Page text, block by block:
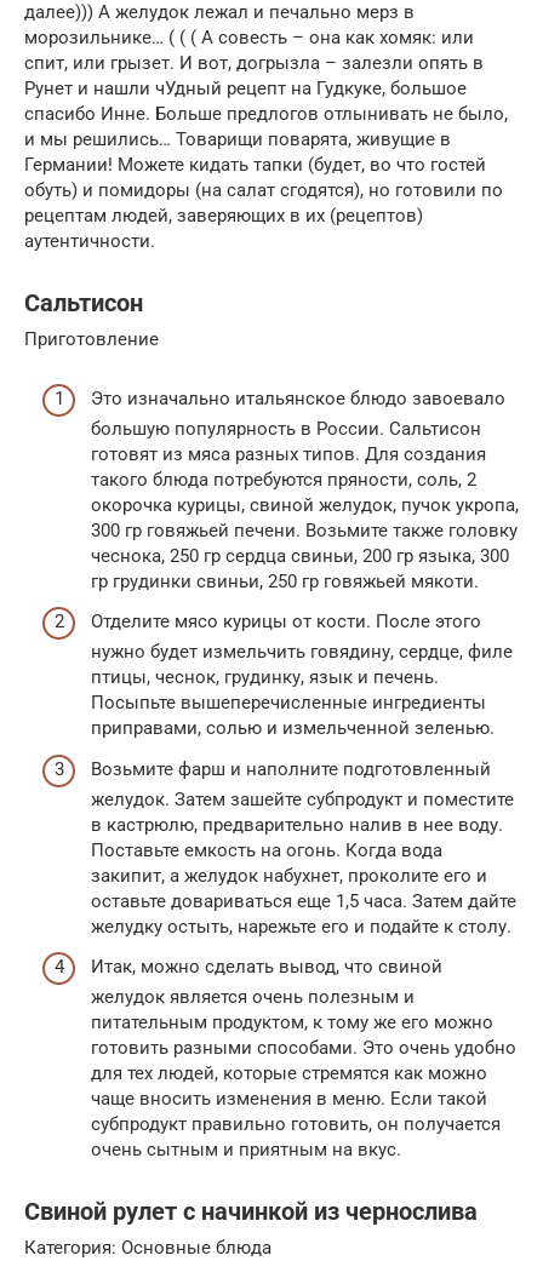
далее))) А желудок лежал и печально мерз в
морозильнике… ( ( ( А совесть – она как хомяк: или
спит, или грызет. И вот, догрызла – залезли опять в
Рунет и нашли чУдный рецепт на Гудкуке, большое
спасибо Инне. Больше предлогов отлынивать не было,
и мы решились… Товарищи поварята, живущие в
Германии! Можете кидать тапки (будет, во что гостей
обуть) и помидоры (на салат сгодятся), но готовили по
рецептам людей, заверяющих в их (рецептов)
аутентичности.
Сальтисон
Приготовление
Это изначально итальянское блюдо завоевало
большую популярность в России. Сальтисон
готовят из мяса разных типов. Для создания
такого блюда потребуются пряности, соль, 2
окорочка курицы, свиной желудок, пучок укропа,
300 гр говяжьей печени. Возьмите также головку
чеснока, 250 гр сердца свиньи, 200 гр языка, 300
гр грудинки свиньи, 250 гр говяжьей мякоти.
Отделите мясо курицы от кости. После этого
нужно будет измельчить говядину, сердце, филе
птицы, чеснок, грудинку, язык и печень.
Посыпьте вышеперечисленные ингредиенты
приправами, солью и измельченной зеленью.
Возьмите фарш и наполните подготовленный
желудок. Затем зашейте субпродукт и поместите
в кастрюлю, предварительно налив в нее воду.
Поставьте емкость на огонь. Когда вода
закипит, а желудок набухнет, проколите его и
оставьте довариваться еще 1,5 часа. Затем дайте
желудку остыть, нарежьте его и подайте к столу.
Итак, можно сделать вывод, что свиной
желудок является очень полезным и
питательным продуктом, к тому же его можно
готовить разными способами. Это очень удобно
для тех людей, которые стремятся как можно
чаще вносить изменения в меню. Если такой
субпродукт правильно готовить, он получается
очень сытным и приятным на вкус.
Свиной рулет с начинкой из чернослива
Категория: Основные блюда